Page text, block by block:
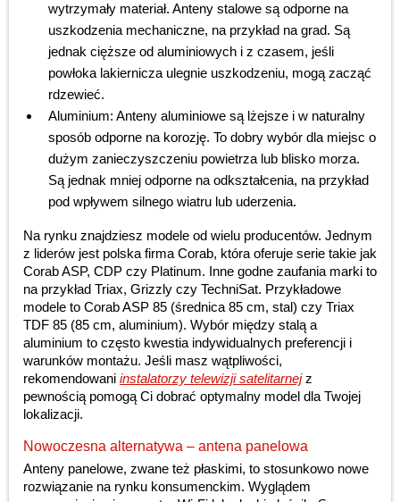
wytrzymały materiał. Anteny stalowe są odporne na
uszkodzenia mechaniczne, na przykład na grad. Są
jednak cięższe od aluminiowych i z czasem, jeśli
powłoka lakiernicza ulegnie uszkodzeniu, mogą zacząć
rdzewieć.
Aluminium: Anteny aluminiowe są lżejsze i w naturalny
sposób odporne na korozję. To dobry wybór dla miejsc o
dużym zanieczyszczeniu powietrza lub blisko morza.
Są jednak mniej odporne na odkształcenia, na przykład
pod wpływem silnego wiatru lub uderzenia.
Na rynku znajdziesz modele od wielu producentów. Jednym
z liderów jest polska firma Corab, która oferuje serie takie jak
Corab ASP, CDP czy Platinum. Inne godne zaufania marki to
na przykład Triax, Grizzly czy TechniSat. Przykładowe
modele to Corab ASP 85 (średnica 85 cm, stal) czy Triax
TDF 85 (85 cm, aluminium). Wybór między stalą a
aluminium to często kwestia indywidualnych preferencji i
warunków montażu. Jeśli masz wątpliwości,
rekomendowani instalatorzy telewizji satelitarnejz
pewnością pomogą Ci dobrać optymalny model dla Twojej
lokalizacji.
Nowoczesna alternatywa – antena panelowa
Anteny panelowe, zwane też płaskimi, to stosunkowo nowe
rozwiązanie na rynku konsumenckim. Wyglądem